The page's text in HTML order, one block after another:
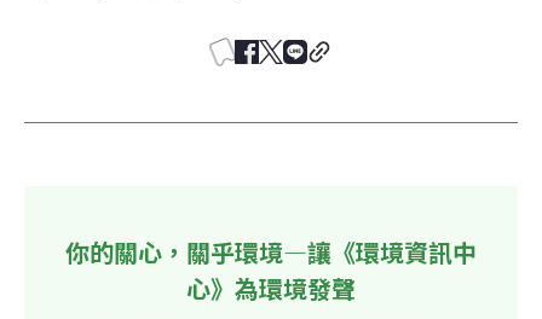
你的關心，關乎環境—讓《環境資訊中
心》為環境發聲